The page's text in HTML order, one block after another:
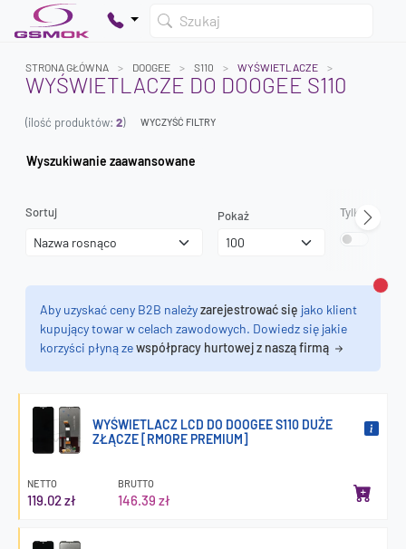
Szukaj
Twój koszyk jest pusty
0 zł
STRONA GŁÓWNA DOOGEE S110 WYŚWIETLACZE
WYŚWIETLACZE DO DOOGEE S110
(ilość produktów: 2) WYCZYŚĆ FILTRY
Wyszukiwanie zaawansowane
Sortuj Pokaż Tylko
Aby uzyskać ceny B2B należyzarejestrować się jako klient
kupujący towar w celach zawodowych. Dowiedz się jakie
korzyści płyną zewspółpracy hurtowej z naszą firmą
WYŚWIETLACZ LCD DO DOOGEE S110 DUŻE
ZŁĄCZE [RMORE PREMIUM]
NETTO
119.02 zł
BRUTTO
146.39 zł